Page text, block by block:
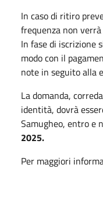
In caso di ritiro
frequenza non
In fase di iscrizione
modo con il
note in seguito alla
La domanda,
identità, dovrà
Samugheo, entro e
2025.
Per maggiori